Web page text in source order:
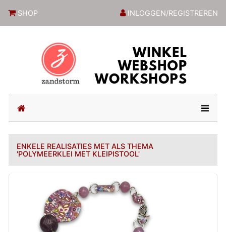
SHOP INLOGGEN/REGISTREREN
(current)
ENKELE REALISATIES MET ALS THEMA
'POLYMEERKLEI MET KLEIPISTOOL'